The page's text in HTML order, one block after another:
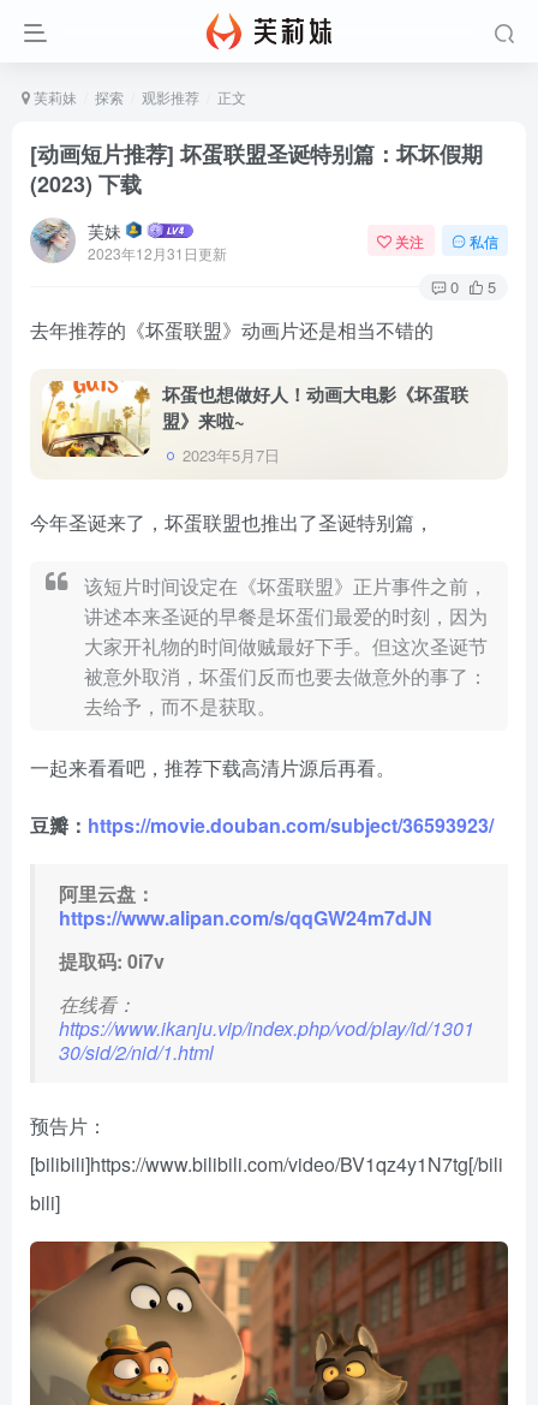
芙莉妹 探索 观影推荐 正文
[动画短片推荐] 坏蛋联盟圣诞特别篇：坏坏假期
(2023) 下载
芙妹
2023年12月31日更新
关注 私信
0 5
去年推荐的《坏蛋联盟》动画片还是相当不错的
坏蛋也想做好人！动画大电影《坏蛋联
盟》来啦~
2023年5月7日
今年圣诞来了，坏蛋联盟也推出了圣诞特别篇，
该短片时间设定在《坏蛋联盟》正片事件之前，
讲述本来圣诞的早餐是坏蛋们最爱的时刻，因为
大家开礼物的时间做贼最好下手。但这次圣诞节
被意外取消，坏蛋们反而也要去做意外的事了：
去给予，而不是获取。
一起来看看吧，推荐下载高清片源后再看。
豆瓣： https://movie.douban.com/subject/36593923/
阿里云盘：
https://www.alipan.com/s/qqGW24m7dJN
提取码: 0i7v
在线看：
https://www.ikanju.vip/index.php/vod/play/id/1301
30/sid/2/nid/1.html
预告片：
[bilibili]https://www.bilibili.com/video/BV1qz4y1N7tg[/bili
bili]